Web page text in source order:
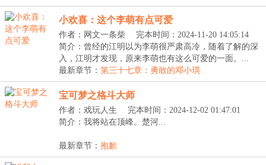
小欢喜：这个李萌有点可爱
作者：网文一条柴
完本时间：2024-11-20 14:05:14
简介：曾经的江明以为李萌很严肃高冷，随着了解的深
入，江明才发现，原来李萌也有这么可爱的一面。...
最新章节： 第三十七章：勇敢的邓小琪
宝可梦之格斗大师
作者：戏玩人生
完本时间：2024-12-02 01:47:01
简介：我将站在顶峰。楚河...
最新章节： 抱歉